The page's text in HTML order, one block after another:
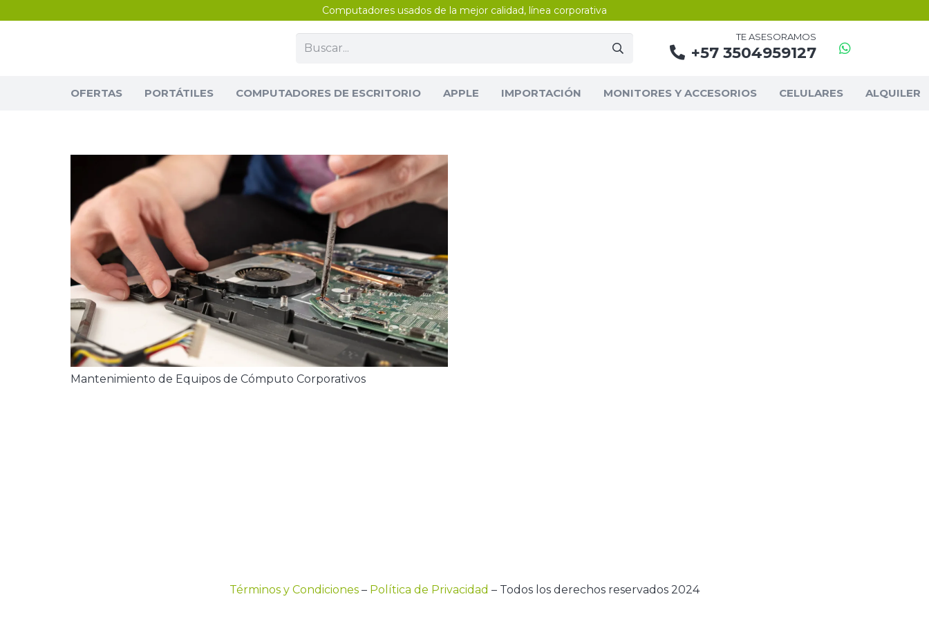
Computadores usados de la mejor calidad, línea corporativa
TE ASESORAMOS
+57 3504959127
OFERTAS PORTÁTILES COMPUTADORES DE ESCRITORIO APPLE IMPORTACIÓN MONITORES Y ACCESORIOS CELULARES ALQUILER
Mantenimiento de Equipos de Cómputo Corporativos
Términos y Condiciones – Política de Privacidad – Todos los derechos reservados 2024